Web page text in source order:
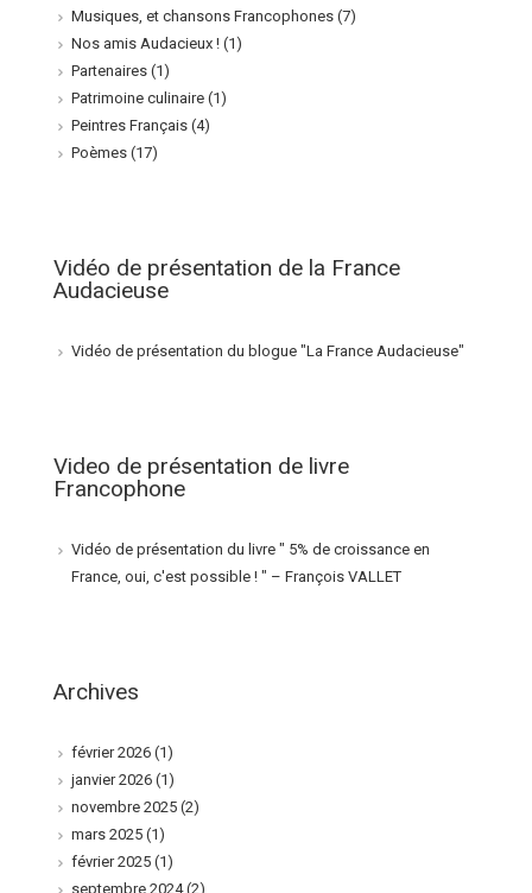
Musiques, et chansons Francophones (7)
Nos amis Audacieux ! (1)
Partenaires (1)
Patrimoine culinaire (1)
Peintres Français (4)
Poèmes (17)
Vidéo de présentation de la France
Audacieuse
Vidéo de présentation du blogue "La France Audacieuse"
Video de présentation de livre
Francophone
Vidéo de présentation du livre " 5% de croissance en
France, oui, c'est possible ! " – François VALLET
Archives
février 2026 (1)
janvier 2026 (1)
novembre 2025 (2)
mars 2025 (1)
février 2025 (1)
septembre 2024(2)